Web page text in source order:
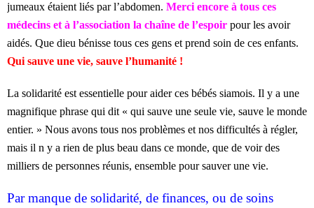
jumeaux étaient liés par l’abdomen. Merci encore à tous ces
médecins et à l’association la chaîne de l’espoir pour les avoir
aidés. Que dieu bénisse tous ces gens et prend soin de ces enfants.
Qui sauve une vie, sauve l’humanité !
La solidarité est essentielle pour aider ces bébés siamois. Il y a une
magnifique phrase qui dit « qui sauve une seule vie, sauve le monde
entier. » Nous avons tous nos problèmes et nos difficultés à régler,
mais il n y a rien de plus beau dans ce monde, que de voir des
milliers de personnes réunis, ensemble pour sauver une vie.
Par manque de solidarité, de finances, ou de soins